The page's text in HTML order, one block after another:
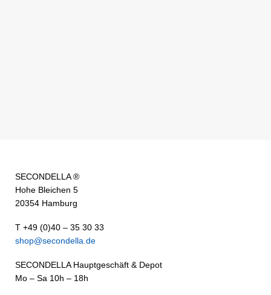
SECONDELLA ®
Hohe Bleichen 5
20354 Hamburg
T +49 (0)40 – 35 30 33
shop@secondella.de
SECONDELLA Hauptgeschäft & Depot
Mo – Sa 10h – 18h